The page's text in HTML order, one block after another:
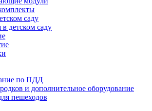
саду
детском саду
по ПДД
и дополнительное оборудование
пешеходов